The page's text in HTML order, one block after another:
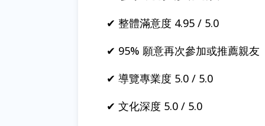
✔ 整體滿意度 4.95 / 5.0
✔ 95% 願意再次參加或推薦親友
✔ 導覽專業度 5.0 / 5.0
✔ 文化深度 5.0 / 5.0